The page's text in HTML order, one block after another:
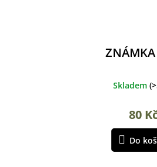
Skladem (
80
Do